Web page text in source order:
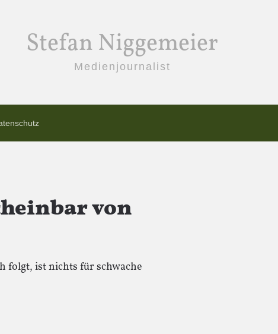
Stefan Niggemeier
Medienjournalist
von
folgt, ist nichts für schwache